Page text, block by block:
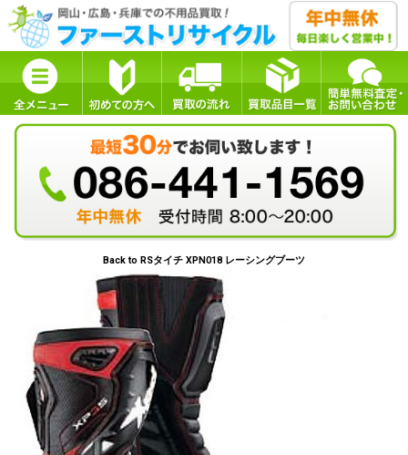
Back to RSタイチ XPN018 レーシングブーツ